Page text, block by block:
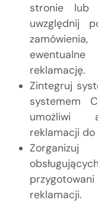
stronie lub
uwzględnij
reklamację.
Zintegruj
systemem
umożliwi
reklamacji do
Zorganizuj
reklamacji.